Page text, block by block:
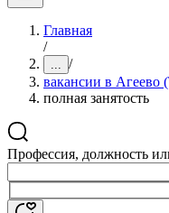
Главная
/
... /
вакансии в Агеево
полная занятость
Профессия, должность